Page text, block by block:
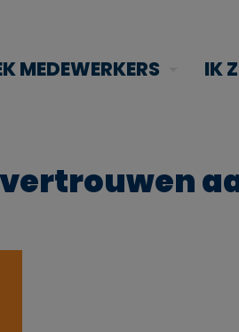
MEDEWERKERS IK